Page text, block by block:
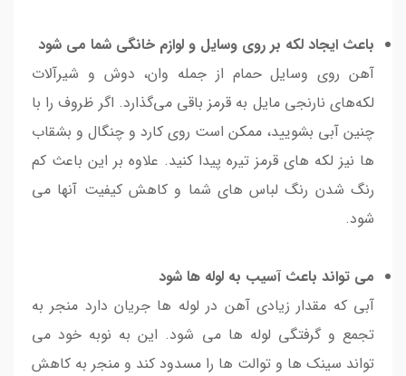
باعث ایجاد لکه بر روی وسایل و لوازم خانگی شما می شود
آهن روی وسایل حمام از جمله وان، دوش و شیرآلات
لکه‌های نارنجی مایل به قرمز باقی می‌گذارد. اگر ظروف را با
چنین آبی بشویید، ممکن است روی کارد و چنگال و بشقاب
ها نیز لکه های قرمز تیره پیدا کنید. علاوه بر این باعث کم
رنگ شدن رنگ لباس های شما و کاهش کیفیت آنها می
شود.
می تواند باعث آسیب به لوله ها شود
آبی که مقدار زیادی آهن در لوله ها جریان دارد منجر به
تجمع و گرفتگی لوله ها می شود. این به نوبه خود می
تواند سینک ها و توالت ها را مسدود کند و منجر به کاهش